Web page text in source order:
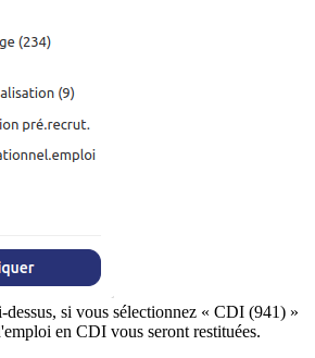
dessus, si vous sélectionnez « CDI (941) »
en CDI vous seront restituées.